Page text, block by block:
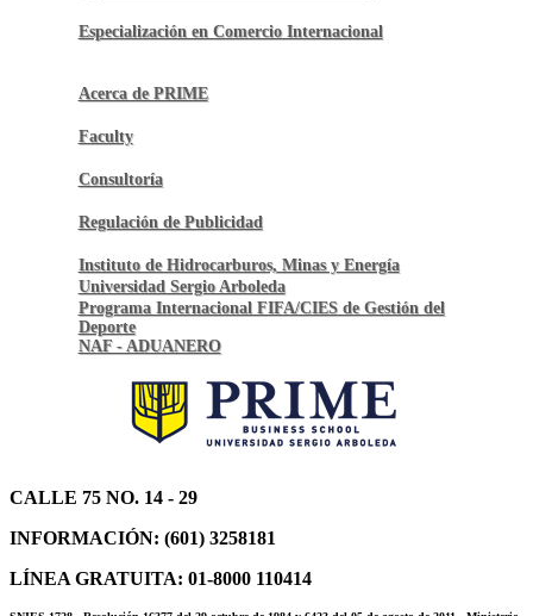
Especialización en Comercio Internacional
Acerca de PRIME
Faculty
Consultoría
Regulación de Publicidad
Instituto de Hidrocarburos, Minas y Energía
Universidad Sergio Arboleda
Programa Internacional FIFA/CIES de Gestión del
Deporte
NAF - ADUANERO
CALLE 75 NO. 14 - 29
INFORMACIÓN: (601) 3258181
LÍNEA GRATUITA: 01-8000 110414